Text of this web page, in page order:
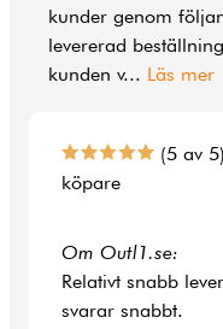
kunder genom
levererad
kunden v... Läs mer
(5 av
köpare
Om Outl1.se:
Relativt snabb
svarar snabbt.